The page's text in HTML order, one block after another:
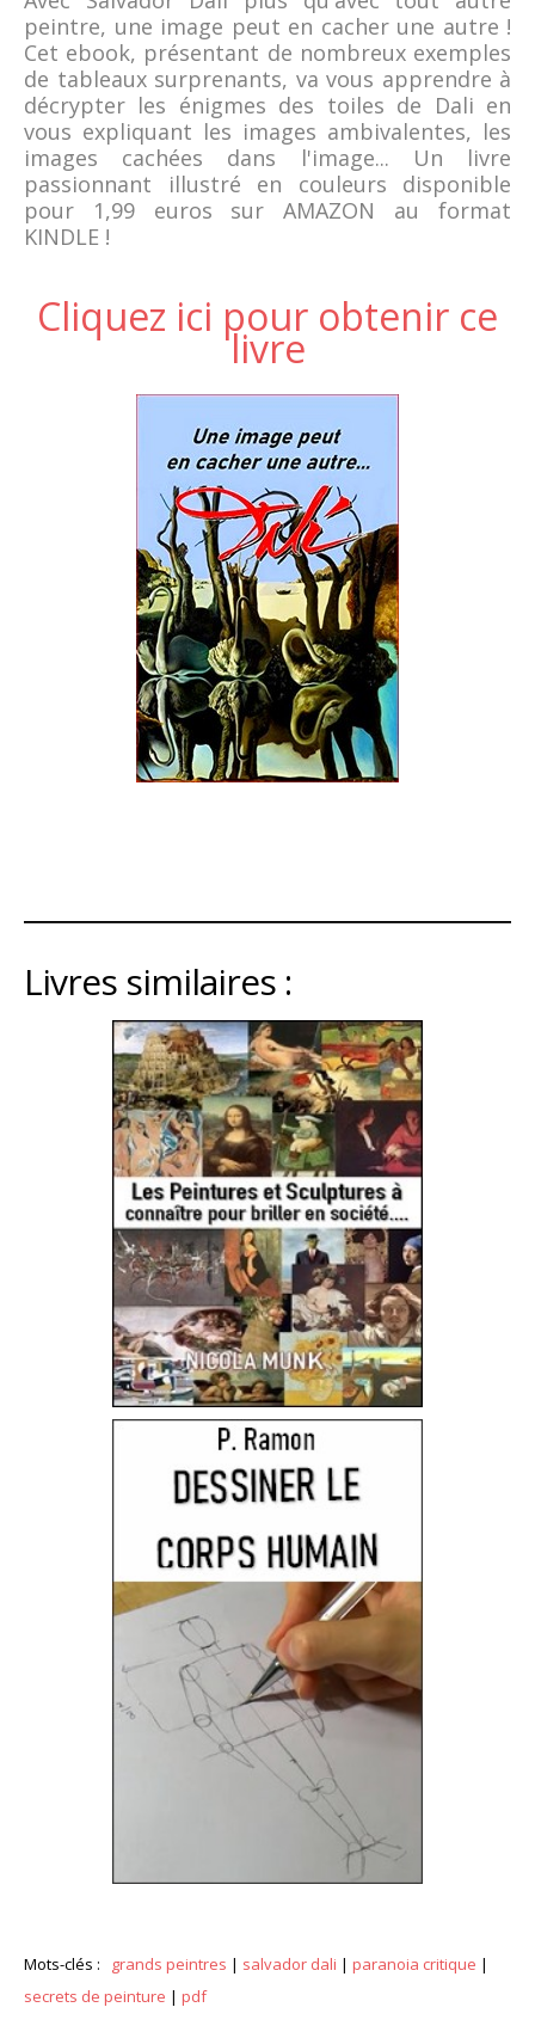
peintre, une image peut en cacher une autre !
Cet ebook, présentant de nombreux exemples
de tableaux surprenants, va vous apprendre à
décrypter les énigmes des toiles de Dali en
vous expliquant les images ambivalentes, les
images cachées dans l'image... Un livre
passionnant illustré en couleurs disponible
pour 1,99 euros sur AMAZON au format
KINDLE !
Cliquez ici pour obtenir ce
livre
Livres similaires :
Mots-clés : grands peintres | salvador dali | paranoia critique |
secrets de peinture | pdf